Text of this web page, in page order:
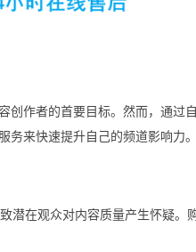
作者的首要目标。然而，通过
来快速提升自己的频道影响力。
潜在观众对内容质量产生怀疑。